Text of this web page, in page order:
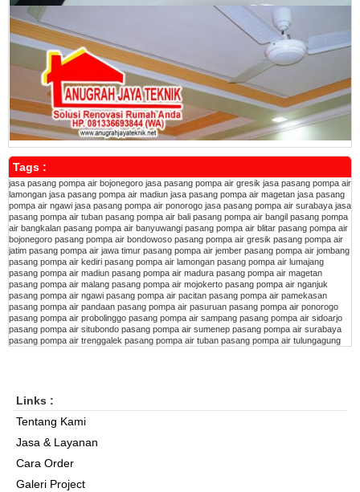
Tags :
jasa pasang pompa air bojonegoro jasa pasang pompa air gresik jasa pasang pompa air
lamongan jasa pasang pompa air madiun jasa pasang pompa air magetan jasa pasang
pompa air ngawi jasa pasang pompa air ponorogo jasa pasang pompa air surabaya jasa
pasang pompa air tuban pasang pompa air bali pasang pompa air bangil pasang pompa
air bangkalan pasang pompa air banyuwangi pasang pompa air blitar pasang pompa air
bojonegoro pasang pompa air bondowoso pasang pompa air gresik pasang pompa air
jatim pasang pompa air jawa timur pasang pompa air jember pasang pompa air jombang
pasang pompa air kediri pasang pompa air lamongan pasang pompa air lumajang
pasang pompa air madiun pasang pompa air madura pasang pompa air magetan
pasang pompa air malang pasang pompa air mojokerto pasang pompa air nganjuk
pasang pompa air ngawi pasang pompa air pacitan pasang pompa air pamekasan
pasang pompa air pandaan pasang pompa air pasuruan pasang pompa air ponorogo
pasang pompa air probolinggo pasang pompa air sampang pasang pompa air sidoarjo
pasang pompa air situbondo pasang pompa air sumenep pasang pompa air surabaya
pasang pompa air trenggalek pasang pompa air tuban pasang pompa air tulungagung
Links :
Tentang Kami
Jasa & Layanan
Cara Order
Galeri Project